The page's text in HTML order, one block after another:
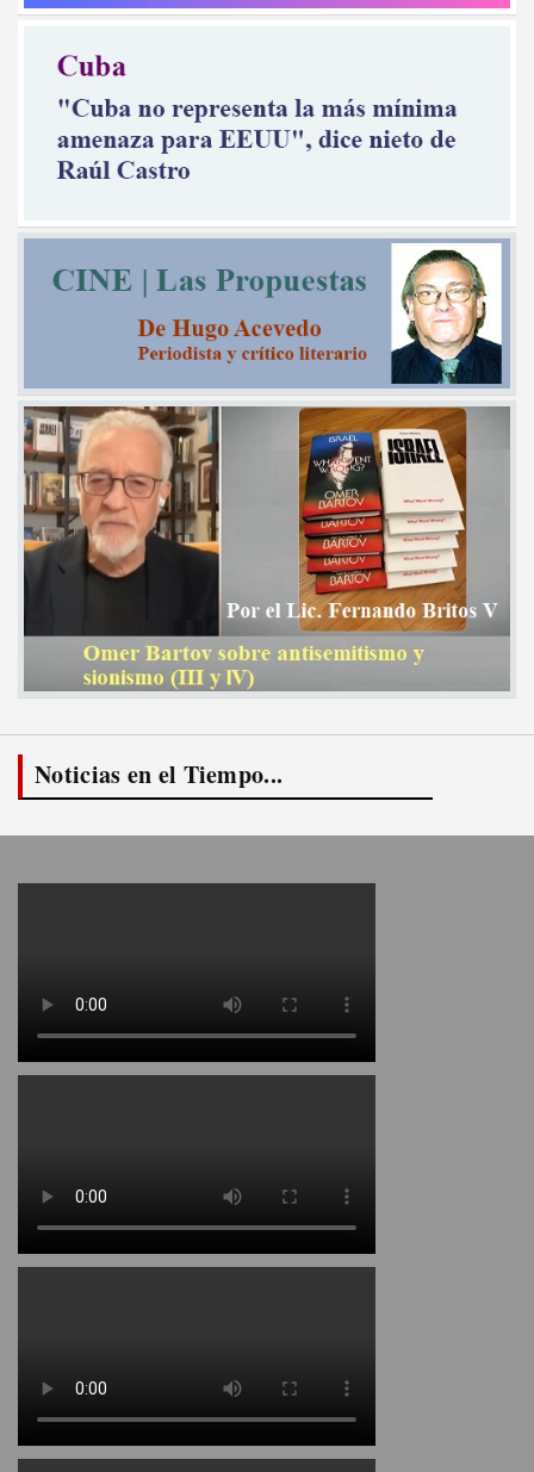
Noticias en el Tiempo...